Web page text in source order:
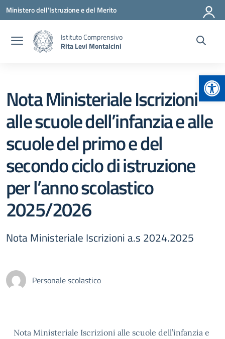
Vai ai contenuti
Vai al menu di navigazione
Vai al footer
Ministero dell'Istruzione e del Merito
Istituto Comprensivo
Rita Levi Montalcini
Nota Ministeriale Iscrizioni
alle scuole dell’infanzia e alle
scuole del primo e del
secondo ciclo di istruzione
per l’anno scolastico
2025/2026
Nota Ministeriale Iscrizioni a.s 2024.2025
Personale scolastico
Nota Ministeriale Iscrizioni alle scuole dell’infanzia e